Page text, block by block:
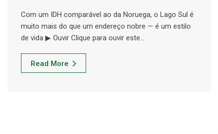
Com um IDH comparável ao da Noruega, o Lago Sul é
muito mais do que um endereço nobre — é um estilo
de vida ▶ Ouvir Clique para ouvir este…
Read More